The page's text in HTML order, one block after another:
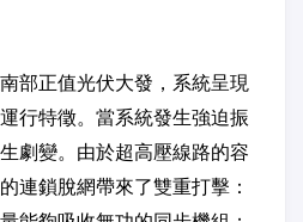
部正值光伏大發，系統呈現
行特徵。當系統發生強迫振
劇變。由於超高壓線路的容
連鎖脫網帶來了雙重打擊：